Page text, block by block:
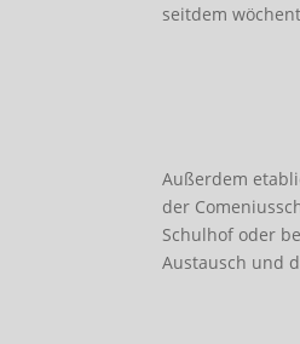
seitdem
Außerdem
der
Schulhof oder
Austausch und